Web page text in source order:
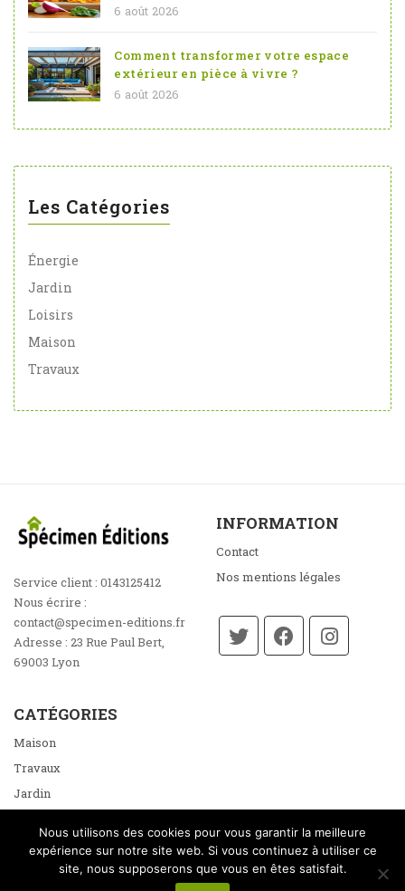
6 août 2026
Comment transformer votre espace
extérieur en pièce à vivre ?
6 août 2026
Les Catégories
Énergie
Jardin
Loisirs
Maison
Travaux
Service client : 0143125412
Nous écrire :
contact@specimen-editions.fr
Adresse : 23 Rue Paul Bert,
69003 Lyon
INFORMATION
Contact
Nos mentions légales
CATÉGORIES
Maison
Travaux
Jardin
Loisirs
Nous utilisons des cookies pour vous garantir la meilleure
expérience sur notre site web. Si vous continuez à utiliser ce
site, nous supposerons que vous en êtes satisfait.